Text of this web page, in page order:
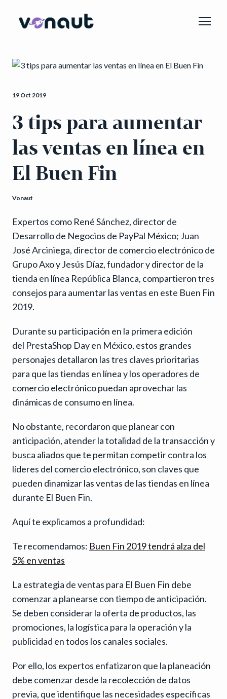
19 Oct 2019
3 tips para aumentar
las ventas en línea en
El Buen Fin
Vonaut
Expertos como René Sánchez, director de
Desarrollo de Negocios de PayPal México; Juan
José Arciniega, director de comercio electrónico de
Grupo Axo y Jesús Díaz, fundador y director de la
tienda en línea República Blanca, compartieron tres
consejos para aumentar las ventas en este Buen Fin
2019.
Durante su participación en la primera edición
del PrestaShop Day en México, estos grandes
personajes detallaron las tres claves prioritarias
para que las tiendas en línea y los operadores de
comercio electrónico puedan aprovechar las
dinámicas de consumo en línea.
No obstante, recordaron que planear con
anticipación, atender la totalidad de la transacción y
busca aliados que te permitan competir contra los
líderes del comercio electrónico, son claves que
pueden dinamizar las ventas de las tiendas en línea
durante El Buen Fin.
Aquí te explicamos a profundidad:
Te recomendamos: Buen Fin 2019 tendrá alza del
5% en ventas
La estrategia de ventas para El Buen Fin debe
comenzar a planearse con tiempo de anticipación.
Se deben considerar la oferta de productos, las
promociones, la logística para la operación y la
publicidad en todos los canales sociales.
Por ello, los expertos enfatizaron que la planeación
debe comenzar desde la recolección de datos
previa, que identifique las necesidades específicas